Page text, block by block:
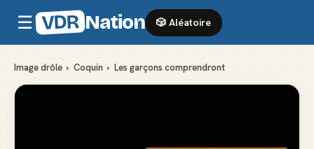
☰ VDR Nation 🎲 Aléatoire
Image drôle › Coquin › Les garçons comprendront